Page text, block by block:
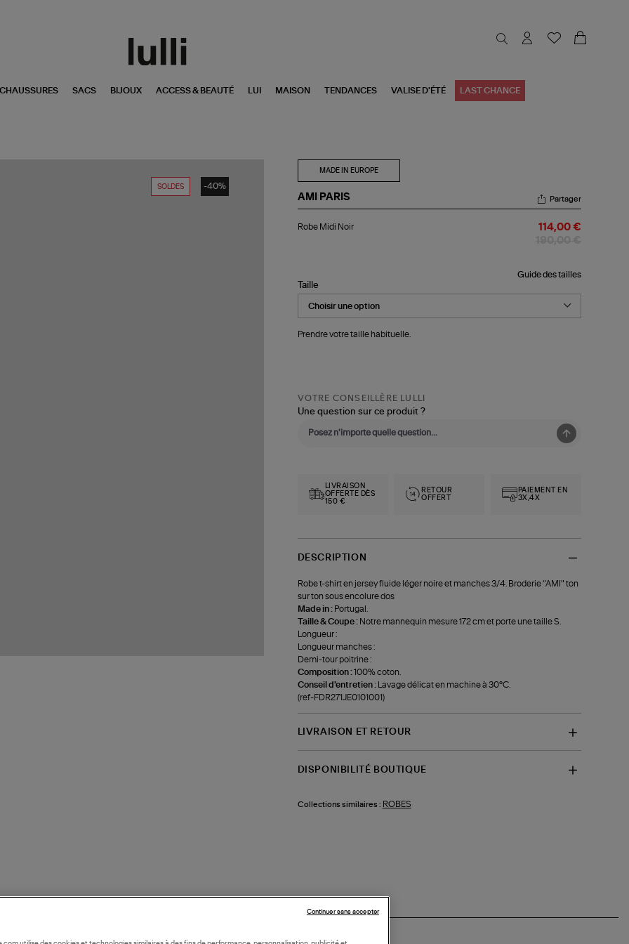
CHAUSSURES SACS BIJOUX ACCESS & BEAUTÉ LUI MAISON TENDANCES VALISE D'ÉTÉ LAST CHANCE
SOLDES -40%
MADE IN EUROPE
AMI PARIS
Midi
Partager
Robe Midi Noir 114,00 €
Guide des tailles
Taille
Prendre votre taille habituelle.
VOTRE CONSEILLÈRE LULLI
Une question sur ce produit ?
LIVRAISON
OFFERTE DÈS
150 €
RETOUR
OFFERT
PAIEMENT EN
3X,4X
DESCRIPTION
Robe t-shirt en jersey fluide léger noire et manches 3/4. Broderie "AMI" ton
sur ton sous encolure dos
Made in : Portugal.
Taille & Coupe : Notre mannequin mesure 172 cm et porte une taille S.
Longueur :
Longueur manches :
Demi-tour poitrine :
Composition :100% coton.
Conseil d'entretien :
Lavage délicat en machine à 30°C.
(ref-FDR271JE0101001)
LIVRAISON ET RETOUR
DISPONIBILITÉ BOUTIQUE
Collections similaires : ROBES
Continuer sans accepter